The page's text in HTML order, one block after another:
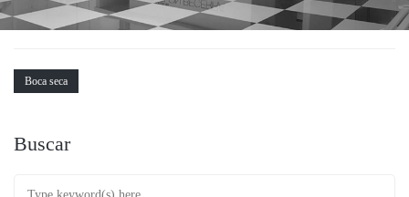
Boca seca
Buscar